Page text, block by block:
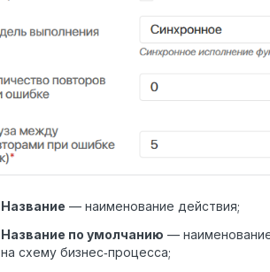
Название — наименование действия;
Название по умолчанию —
на схему бизнес‑процесса;